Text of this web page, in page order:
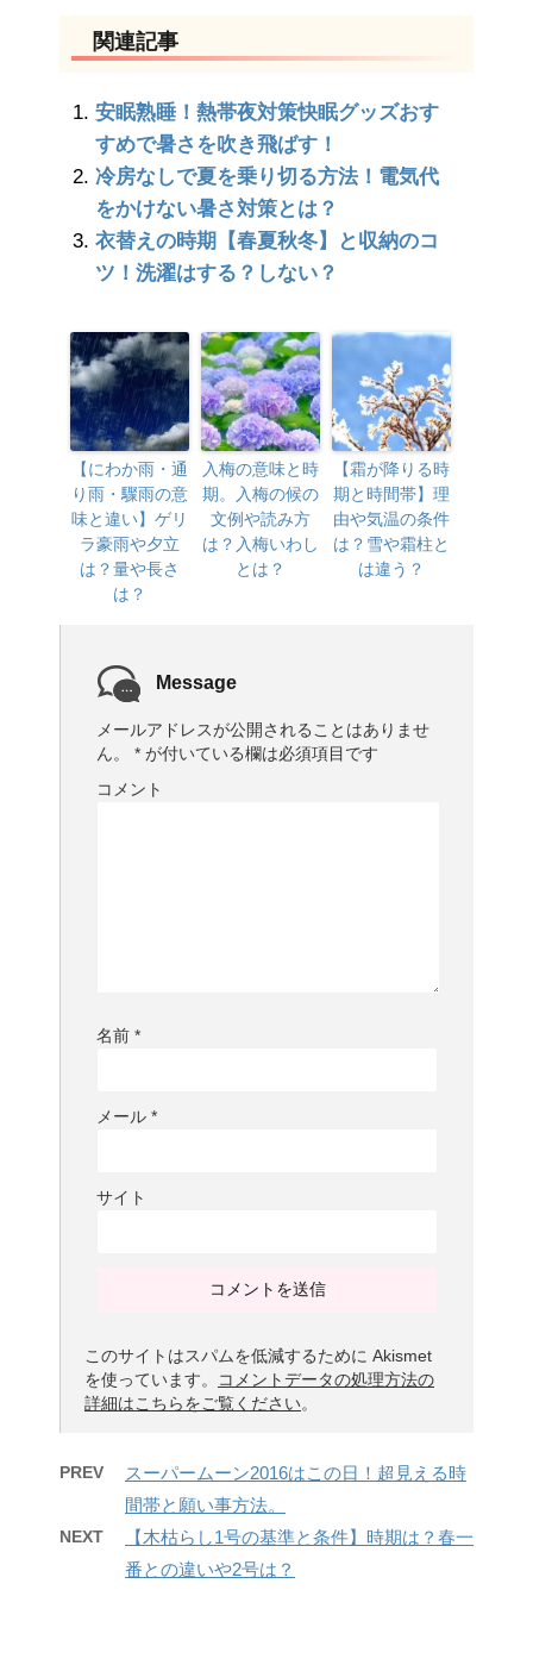
関連記事
安眠熟睡！熱帯夜対策快眠グッズおす
すめで暑さを吹き飛ばす！
冷房なしで夏を乗り切る方法！電気代
をかけない暑さ対策とは？
衣替えの時期【春夏秋冬】と収納のコ
ツ！洗濯はする？しない？
【にわか雨・通
り雨・驟雨の意
味と違い】ゲリ
ラ豪雨や夕立
は？量や長さ
は？
入梅の意味と時
期。入梅の候の
文例や読み方
は？入梅いわし
とは？
【霜が降りる時
期と時間帯】理
由や気温の条件
は？雪や霜柱と
は違う？
Message
メールアドレスが公開されることはありませ
ん。
* が付いている欄は必須項目です
コメント
名前 *
メール *
サイト
このサイトはスパムを低減するために Akismet
を使っています。
コメントデータの処理方法の
詳細はこちらをご覧ください。
PREV
スーパームーン2016はこの日！超見える時
間帯と願い事方法。
NEXT
【木枯らし1号の基準と条件】時期は？春一
番との違いや2号は？